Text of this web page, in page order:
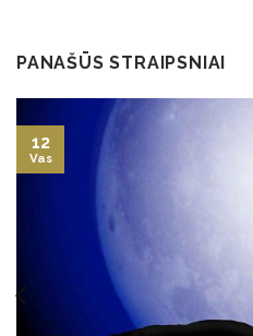
PANAŠŪS STRAIPSNIAI
12
Vas